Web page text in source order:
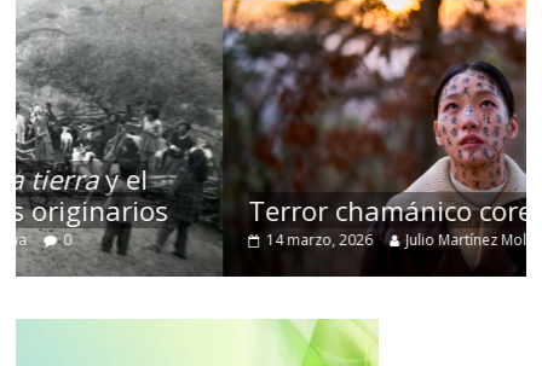
Terror chamánico coreano
14 marzo, 2026 Julio Martínez Molina 0